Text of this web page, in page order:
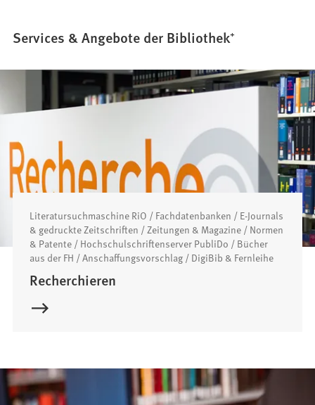
Services & Angebote der Bibliothek⁺
Literatursuchmaschine RiO / Fachdatenbanken / E-Journals
& gedruckte Zeitschriften / Zeitungen & Magazine / Normen
& Patente / Hochschulschriftenserver PubliDo / Bücher
aus der FH / Anschaffungsvorschlag / DigiBib & Fernleihe
Recherchieren